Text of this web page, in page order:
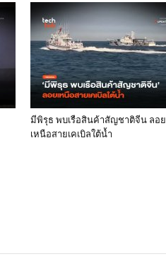
มีพิรุธ พบเรือสินค้าสัญชาติจีน ลอย
เหนือสายเคเบิลใต้น้ำ